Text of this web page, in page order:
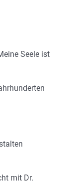
Seele ist
mit Dr.